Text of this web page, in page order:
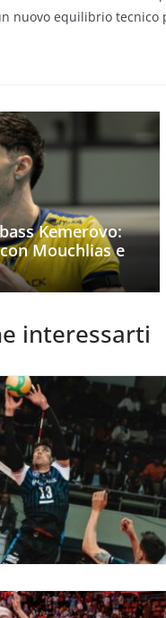
nuovo equilibrio tecnico
Kemerovo:
Mouchlias e
interessarti